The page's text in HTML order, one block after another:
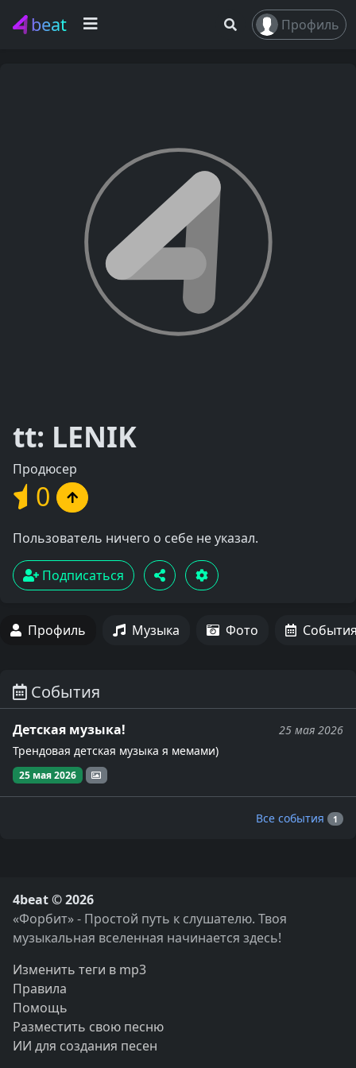
beat Профиль
tt: LENIK
Продюсер
0
Пользователь ничего о себе не указал.
Подписаться
Профиль Музыка Фото
События
Детская музыка!
25 мая 2026
Трендовая детская музыка я мемами)
25 мая 2026
Все события 1
4beat © 2026
«Форбит» - Простой путь к слушателю. Твоя
музыкальная вселенная начинается здесь!
Изменить теги в mp3
Правила
Помощь
Разместить свою песню
ИИ для создания песен